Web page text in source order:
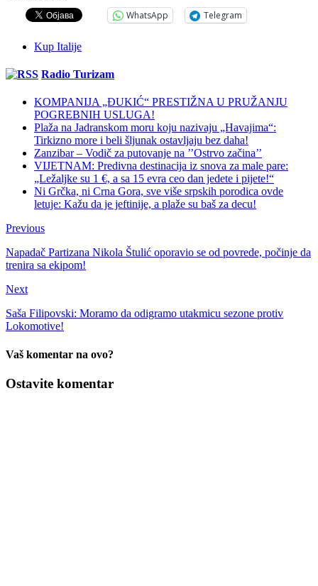
WhatsApp Telegram
Kup Italije
Radio Turizam
KOMPANIJA „ĐUKIĆ“ PRESTIŽNA U PRUŽANJU
POGREBNIH USLUGA!
Plaža na Jadranskom moru koju nazivaju „Havajima“:
Tirkizno more i beli šljunak ostavljaju bez daha!
Zanzibar – Vodič za putovanje na ’’Ostrvo začina’’
VIJETNAM: Predivna destinacija iz snova za male pare:
„Ležaljke su 1 €, a sa 15 evra ceo dan jedete i pijete!“
Ni Grčka, ni Crna Gora, sve više srpskih porodica ovde
letuje: Kažu da je jeftinije, a plaže su baš za decu!
Previous
Napadač Partizana Nikola Štulić oporavio se od povrede, počinje da
trenira sa ekipom!
Next
Saša Filipovski: Moramo da odigramo utakmicu sezone protiv
Lokomotive!
Vaš komentar na ovo?
Ostavite komentar